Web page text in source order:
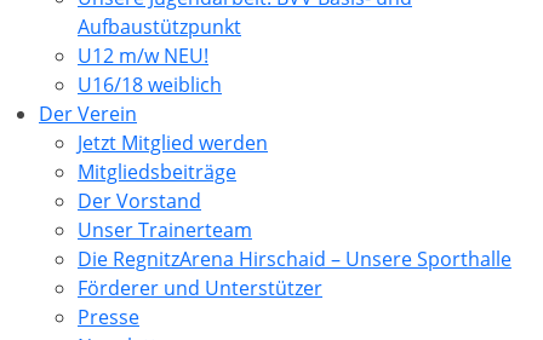
Aufbaustützpunkt
U12 m/w NEU!
U16/18 weiblich
Der Verein
Jetzt Mitglied werden
Mitgliedsbeiträge
Der Vorstand
Unser Trainerteam
Die RegnitzArena Hirschaid – Unsere Sporthalle
Förderer und Unterstützer
Presse